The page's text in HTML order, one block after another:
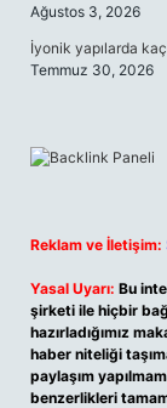
Ağustos 3, 2026
İyonik yapılarda
Temmuz 30, 2026
Reklam ve İletişim:
Yasal Uyarı: Bu
şirketi ile hiçbir
hazırladığımız
haber niteliği
paylaşım
benzerlikleri